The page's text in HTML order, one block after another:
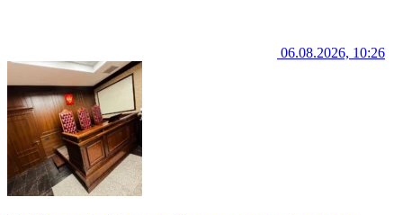
06.08.2026, 10:26